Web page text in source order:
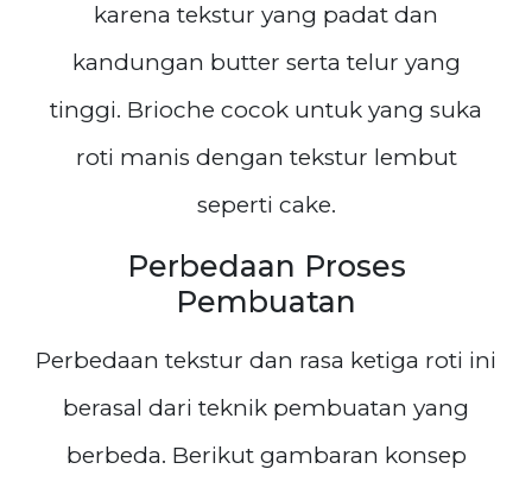
karena tekstur yang padat dan
kandungan butter serta telur yang
tinggi. Brioche cocok untuk yang suka
roti manis dengan tekstur lembut
seperti cake.
Perbedaan Proses
Pembuatan
Perbedaan tekstur dan rasa ketiga roti ini
berasal dari teknik pembuatan yang
berbeda. Berikut gambaran konsep